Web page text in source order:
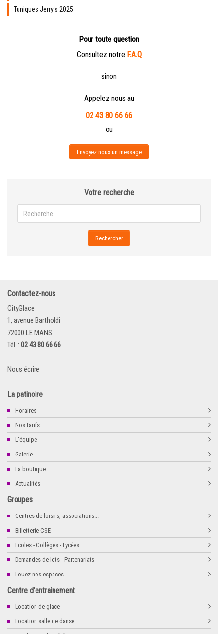
Tuniques Jerry's 2025
Pour toute question
Consultez notre F.A.Q
sinon
Appelez nous au
02 43 80 66 66
ou
Envoyez nous un message
Votre recherche
Rechercher
Contactez-nous
CityGlace
1, avenue Bartholdi
72000 LE MANS
Tél. : 02 43 80 66 66
Nous écrire
La patinoire
Horaires
Nos tarifs
L'équipe
Galerie
La boutique
Actualités
Groupes
Centres de loisirs, associations...
Billetterie CSE
Ecoles - Collèges - Lycées
Demandes de lots - Partenariats
Louez nos espaces
Centre d'entrainement
Location de glace
Location salle de danse